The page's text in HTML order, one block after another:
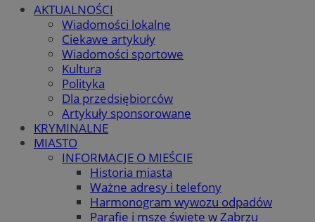
AKTUALNOŚCI
Wiadomości lokalne
Ciekawe artykuły
Wiadomości sportowe
Kultura
Polityka
Dla przedsiębiorców
Artykuły sponsorowane
KRYMINALNE
MIASTO
INFORMACJE O MIEŚCIE
Historia miasta
Ważne adresy i telefony
Harmonogram wywozu odpadów
Parafie i msze święte w Zabrzu